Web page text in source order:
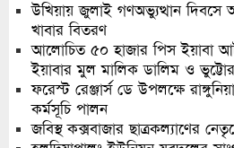
উখিয়ায় জুলাই গণঅভ্যুত্থান
খাবার বিতরণ
আলোচিত ৫০ হাজার পিস ইয়াবা
ইয়াবার মুল মালিক ডালিম ও ভুট্টোর
ফরেস্ট রেঞ্জার্স ডে উপলক্ষে
কর্মসূচি পালন
জবিস্থ কক্সবাজার ছাত্রকল্যাণের